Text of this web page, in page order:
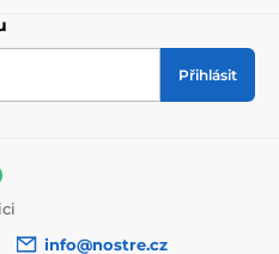
Přihlásit
info@nostre.cz